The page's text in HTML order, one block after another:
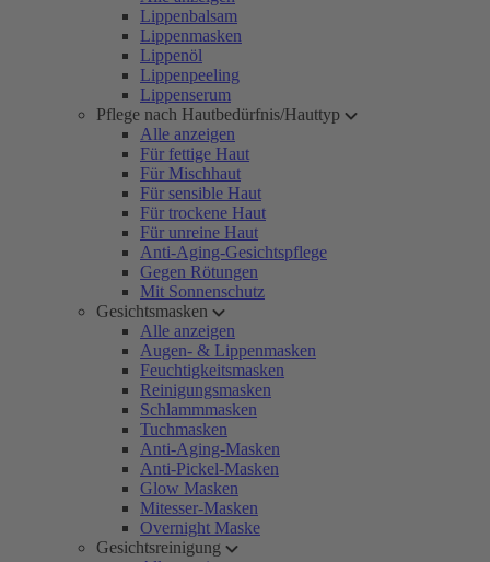
Lippenbalsam
Lippenmasken
Lippenöl
Lippenpeeling
Lippenserum
Pflege nach Hautbedürfnis/Hauttyp
Alle anzeigen
Für fettige Haut
Für Mischhaut
Für sensible Haut
Für trockene Haut
Für unreine Haut
Anti-Aging-Gesichtspflege
Gegen Rötungen
Mit Sonnenschutz
Gesichtsmasken
Alle anzeigen
Augen- & Lippenmasken
Feuchtigkeitsmasken
Reinigungsmasken
Schlammmasken
Tuchmasken
Anti-Aging-Masken
Anti-Pickel-Masken
Glow Masken
Mitesser-Masken
Overnight Maske
Gesichtsreinigung